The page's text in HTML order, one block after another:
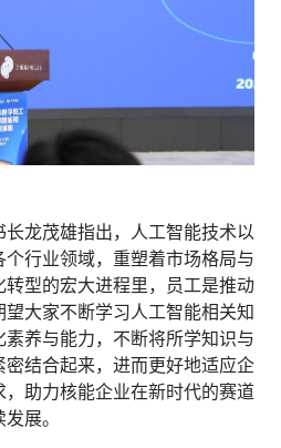
龙茂雄指出，人工智能技术以
行业领域，重塑着市场格局与
型的宏大进程里，员工是推动
大家不断学习人工智能相关知
养与能力，不断将所学知识与
结合起来，进而更好地适应企
助力核能企业在新时代的赛道
展。